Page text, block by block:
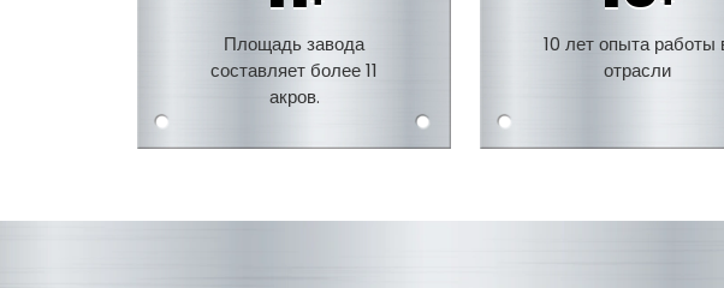
Площадь завода
составляет более 11
акров.
10 лет опыта работы
отрасли